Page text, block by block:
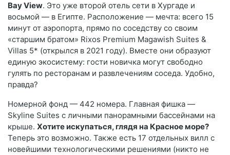
Bay View. Это уже второй отель сети в Хургаде и
восьмой — в Египте. Расположение — мечта: всего 15
минут от аэропорта, прямо по соседству со своим
«старшим братом» Rixos Premium Magawish Suites &
Villas 5* (открылся в 2021 году). Вместе они образуют
единую экосистему: гости новичка могут свободно
гулять по ресторанам и развлечениям соседа. Удобно,
правда?
Номерной фонд — 442 номера. Главная фишка —
Skyline Suites с личными панорамными бассейнами на
крыше. Хотите искупаться, глядя на Красное море?
Теперь это возможно. Также есть 17 отдельных вилл с
новейшими технологическими решениями (никто не